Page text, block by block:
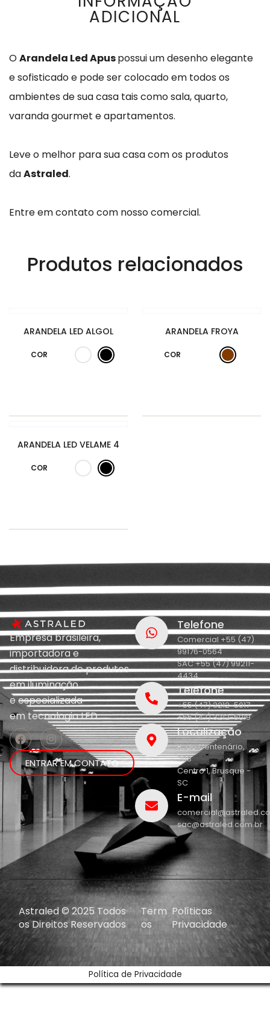
ADICIONAL
OArandela Led Apuspossui um desenho elegante
e sofisticado e pode ser colocado em todos os
ambientes de sua casa tais como sala, quarto,
varanda gourmet e apartamentos.
Leve o melhor para sua casa com os produtos
daAstraled.
Entre em contato com nosso comercial.
Produtos relacionados
ARANDELA LED ALGOL
COR
ARANDELA FROYA
COR
ARANDELA LED VELAME 4
COR
Empresa brasileira,
importadora e
distribuidora de produtos
em iluminação
eespecializada
emtecnologia LED.
ENTRAR EM CONTATO
Telefone
Comercial +55 (47)
99176-0564
SAC +55 (47) 99211-
4434
Telefone
+55 (47) 3212-5017
+55 (47) 3212-5019
Localização
R. do Centenário,
208
Centro 1, Brusque -
SC
E-mail
sac@astraled.com.br
Astraled © 2025 Todos
os Direitos Reservados
Term
os
Políticas
Privacidade
Política de Privacidade